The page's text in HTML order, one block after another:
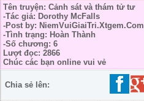
Tên truyện: Cảnh sát và thám tử tư
-Tác giả: Dorothy McFalls
-Post by: NiemVuiGiaiTri.Xtgem.Com
-Tình trạng: Hoàn Thành
-Số chương: 6
Lượt đọc: 2866
Chúc các bạn online vui vẻ
Chia sẻ lên: